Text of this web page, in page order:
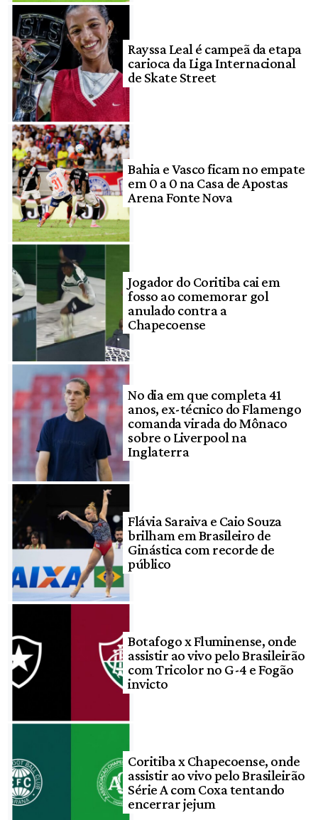
Rayssa Leal é campeã da etapa
carioca da Liga Internacional
de Skate Street
Bahia e Vasco ficam no empate
em 0 a 0 na Casa de Apostas
Arena Fonte Nova
Jogador do Coritiba cai em
fosso ao comemorar gol
anulado contra a
Chapecoense
No dia em que completa 41
anos, ex-técnico do Flamengo
comanda virada do Mônaco
sobre o Liverpool na
Inglaterra
Flávia Saraiva e Caio Souza
brilham em Brasileiro de
Ginástica com recorde de
público
Botafogo x Fluminense, onde
assistir ao vivo pelo Brasileirão
com Tricolor no G-4 e Fogão
invicto
Coritiba x Chapecoense, onde
assistir ao vivo pelo Brasileirão
Série A com Coxa tentando
encerrar jejum